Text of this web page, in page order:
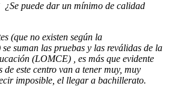
puede dar un mínimo de calidad
(que no existen según la
suman las pruebas y las reválidas de la
(LOMCE) , es más que evidente
de este centro van a tener muy, muy
imposible, el llegar a bachillerato.